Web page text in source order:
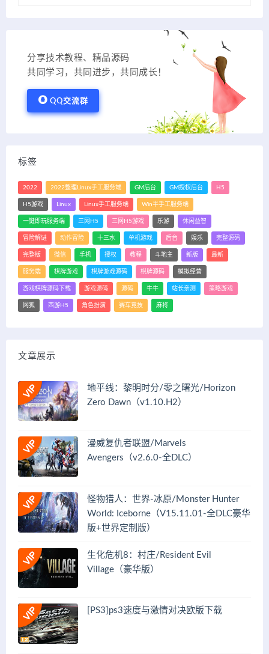
分享技术教程、精品源码
共同学习，共同进步，共同成长！
QQ交流群
标签
2022 2022整理Linux手工服务端 GM后台 GM授权后台 H5
H5游戏 Linux Linux手工服务端 Win半手工服务端
一键即玩服务端 三网H5 三网H5游戏 乐游 休闲益智
冒险解谜 动作冒险 十三水 单机游戏 后台 娱乐 完整源码
完整版 微信 手机 授权 教程 斗地主 新版 最新
服务端 棋牌游戏 棋牌游戏源码 棋牌源码 模拟经营
游戏棋牌源码下载 游戏源码 源码 牛牛 站长亲测 策略游戏
网狐 西游H5 角色扮演 赛车竞技 麻将
文章展示
地平线：黎明时分/零之曙光/Horizon
Zero Dawn（v1.10.H2）
漫威复仇者联盟/Marvels
Avengers（v2.6.0-全DLC）
怪物猎人：世界-冰原/Monster Hunter
World: Iceborne（V15.11.01-全DLC豪华
版+世界定制版）
生化危机8：村庄/Resident Evil
Village（豪华版）
[PS3]ps3速度与激情对决欧版下载